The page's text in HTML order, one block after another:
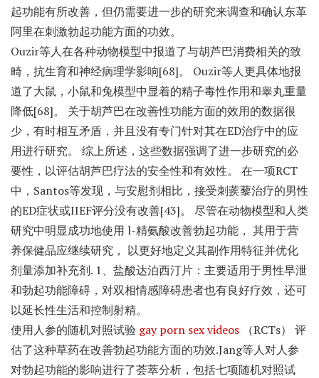
起功能有所改善，但仍需要进一步的研究来调查和确认东革
阿里在刺激勃起功能方面的功效。
Ouzir等人在各种动物模型中报道了与胡芦巴消费相关的致
畸，抗生育和神经病理学影响[68]。 Ouzir等人更具体地报
道了大鼠，小鼠和兔模型中显着的精子毒性作用和睾丸重量
降低[68]。 关于胡芦巴在改善性功能方面的效用的数据很
少，有时相互矛盾，并且没有专门针对其在ED治疗中的应
用进行研究。 综上所述，这些数据强调了进一步研究的必
要性，以评估胡芦巴疗法的安全性和有效性。 在一项RCT
中，Santos等发现，与安慰剂相比，接受刺蒺藜治疗的男性
的ED症状或IIEF评分没有改善[43]。 尽管在动物模型和人类
研究中明显成功地使用 l-精氨酸改善勃起功能， 其用于营
养保健品应继续研究， 以更好地定义其副作用特征并优化
剂量添加补充剂. 1、盐酸达泊西汀片：主要适用于男性早泄
和勃起功能障碍，对双相情感障碍患者也有良好疗效，还可
以延长性生活和控制射精。
使用人参的随机对照试验 gay porn sex videos （RCTs） 评
估了这种草药在改善勃起功能方面的功效.Jang等人对人参
对勃起功能的影响进行了荟萃分析，包括七项随机对照试